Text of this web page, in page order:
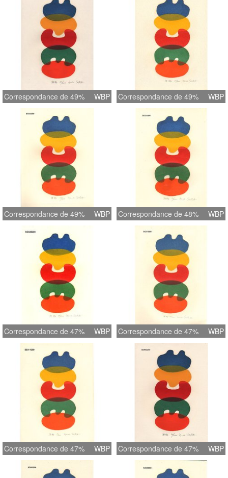
Correspondance de 49% WBP Correspondance de 49% WBP
Correspondance de 49% WBP Correspondance de 48% WBP
Correspondance de 47% WBP Correspondance de 47% WBP
Correspondance de 47% WBP Correspondance de 47% WBP